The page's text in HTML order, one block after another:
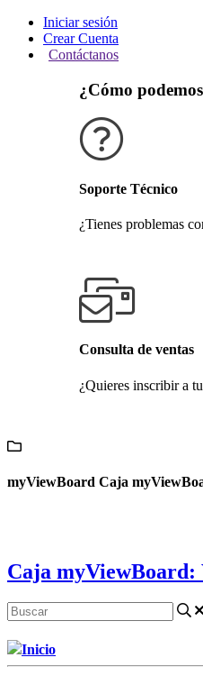
Iniciar sesión
Crear Cuenta
Contáctanos
¿Cómo
Soporte Técnico
¿Tienes problemas
Consulta de ventas
¿Quieres inscribir a
myViewBoard Caja
Caja myViewBoard:
Inicio